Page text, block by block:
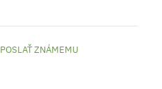
POSLAŤ ZNÁMEMU